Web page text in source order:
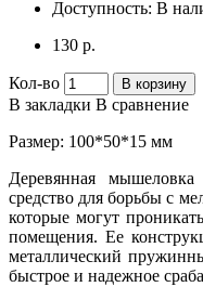
Доступность: В
130 р.
Кол-во В корзину
В закладки В сравнение
Размер: 100*50*15 мм
Деревянная
средство для борьбы с
которые могут
помещения. Ее
металлический
быстрое и надежное